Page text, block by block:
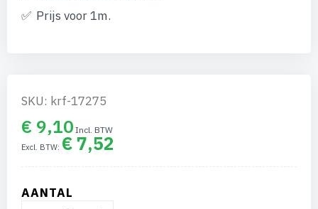
Prijs voor 1m.
SKU: krf-17275
€ 9,10
€ 7,52
AANTAL